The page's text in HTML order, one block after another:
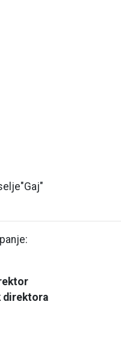
direktora